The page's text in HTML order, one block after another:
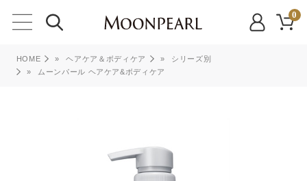
0
HOME » ヘアケア＆ボディケア »
シリーズ別
»
ムーンパール ヘアケア&ボディケア